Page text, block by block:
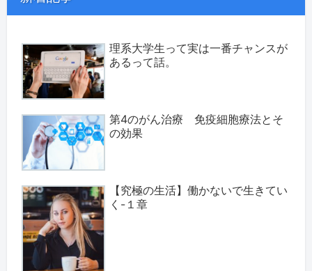
理系大学生って実は一番チャンスが
あるって話。
第4のがん治療 免疫細胞療法とそ
の効果
【究極の生活】働かないで生きてい
く-１章